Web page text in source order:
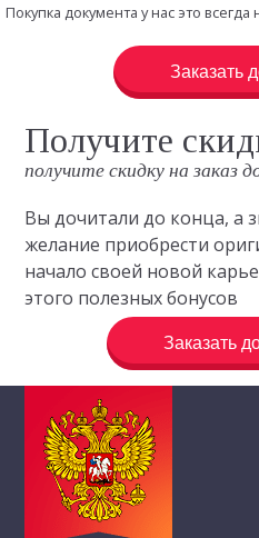
Покупка документа у нас это
Заказать
Получите
получите скидку на заказ
Вы дочитали до конца, а
желание приобрести
начало своей новой
этого полезных бонусов
Заказать